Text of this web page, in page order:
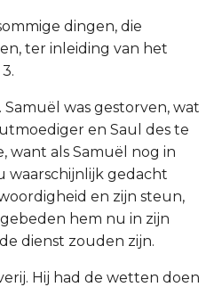
dingen, die
ter inleiding van het
Samuël was gestorven, wat
en Saul des te
want als Samuël nog in
waarschijnlijk gedacht
en zijn steun,
hem nu in zijn
dienst zouden zijn.
Hij had de wetten doen